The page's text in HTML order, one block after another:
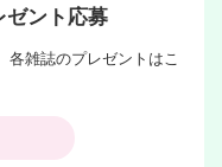
ント応募
雑誌のプレゼントはこ